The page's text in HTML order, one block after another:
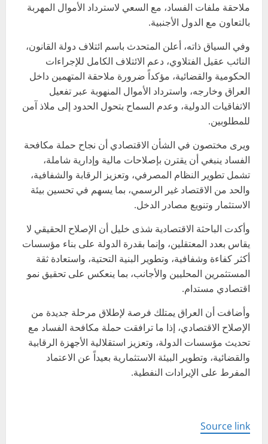
ملاحقة ملفات الفساد، مع السعي لاسترداد الأموال المهربة
بالتعاون مع الدول الأجنبية.
وفي السياق ذاته، أعلن المتحدث باسم ائتلاف دولة القانون،
النائب عقيل الفتلاوي، دعم الائتلاف الكامل للإجراءات
الحكومية والقضائية، مؤكداً ضرورة ملاحقة المتهمين داخل
العراق وخارجه، واسترداد الأموال المنهوبة عبر تفعيل
الاتفاقيات الدولية، وعدم السماح بتحول الحدود إلى ملاذ آمن
للمطلوبين.
ويرى مختصون في الشأن الاقتصادي أن نجاح حملة مكافحة
الفساد ينبغي أن يقترن بإصلاحات مالية وإدارية شاملة،
تشمل تطوير النظام المصرفي، وتعزيز الرقابة والشفافية،
والحد من الاقتصاد غير الرسمي، بما يسهم في تحسين بيئة
الاستثمار وتنويع مصادر الدخل.
وأكدت الباحثة الاقتصادية شذى خليل أن الإصلاح الحقيقي لا
يقاس بعدد المعتقلين، وإنما بقدرة الدولة على بناء مؤسسات
أكثر كفاءة وشفافية، وتطوير البنية التحتية، واستعادة ثقة
المستثمرين المحليين والأجانب، بما ينعكس على تحقيق نمو
اقتصادي مستدام.
وأضافت أن العراق يمتلك فرصة لإطلاق مرحلة جديدة من
الإصلاح الاقتصادي، إذا ما ترافقت حملة مكافحة الفساد مع
تحديث مؤسسات الدولة، وتعزيز استقلالية الأجهزة الرقابية
والقضائية، وتطوير البيئة الاستثمارية بعيداً عن الاعتماد
المفرط على الإيرادات النفطية.
Source link